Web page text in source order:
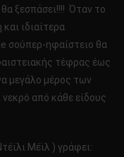
ξεσπάσει!!!! Όταν το
ιδιαίτερα
σούπερ-ηφαίστειο θα
τέφρας έως
μεγάλο μέρος των
από κάθε είδους
Μέϊλ ) γράφει: